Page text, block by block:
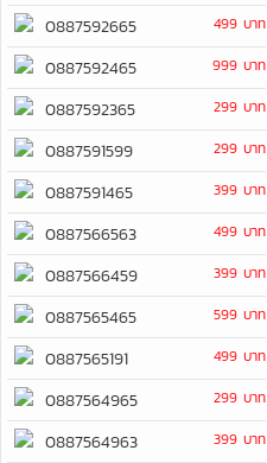
0887592665 499 บาท
0887592465 999 บาท
0887592365 299 บาท
0887591599 299 บาท
0887591465 399 บาท
0887566563 499 บาท
0887566459 399 บาท
0887565465 599 บาท
0887565191 499 บาท
0887564965 299 บาท
0887564963 399 บาท